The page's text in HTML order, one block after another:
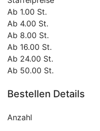
Ab 1.00 St.
Ab 4.00 St.
Ab 8.00 St.
Ab 16.00 St.
Ab 24.00 St.
Ab 50.00 St.
Bestellen Details
Anzahl